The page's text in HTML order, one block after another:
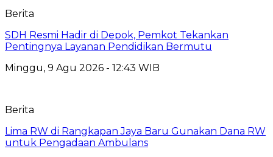
Berita
SDH Resmi Hadir di Depok, Pemkot Tekankan
Pentingnya Layanan Pendidikan Bermutu
Minggu, 9 Agu 2026 - 12:43 WIB
Berita
Lima RW di Rangkapan Jaya Baru Gunakan Dana RW
untuk Pengadaan Ambulans